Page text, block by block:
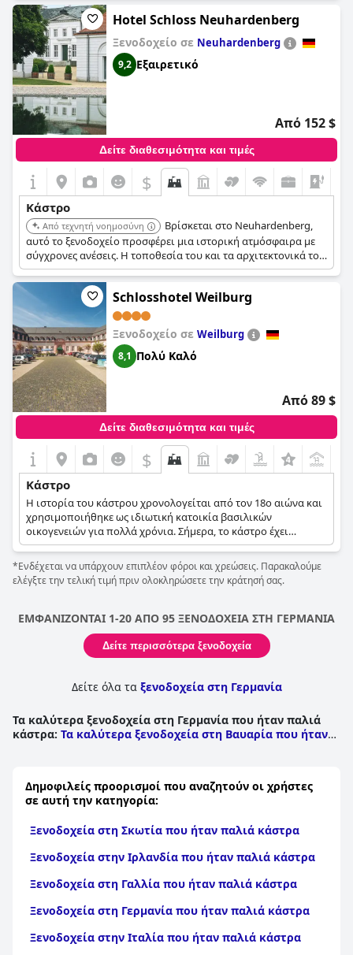
Schlitzπροσφέρει μια εξαιρετική απόδραση για την ψυχή με
κορυφαία καταλύματα και εξαιρετικές υπηρεσίες.
Hotel Schloss Neuhardenberg
Ξενοδοχείο σε Neuhardenberg
9,2 Εξαιρετικό
Από 152 $
Δείτε διαθεσιμότητα και τιμές
$
Κάστρο
Από τεχνητή νοημοσύνη
Βρίσκεται στο Neuhardenberg,
αυτό το ξενοδοχείο προσφέρει μια ιστορική ατμόσφαιρα με
σύγχρονες ανέσεις. Η τοποθεσία του και τα αρχιτεκτονικά του
χαρακτηριστικά προσφέρουν μια μοναδική και αξέχαστη
διαμονή.
Schlosshotel Weilburg
Ξενοδοχείο σε Weilburg
8,1 Πολύ Καλό
Από 89 $
Δείτε διαθεσιμότητα και τιμές
$
Κάστρο
Η ιστορία του κάστρου χρονολογείται από τον 18ο αιώνα και
χρησιμοποιήθηκε ως ιδιωτική κατοικία βασιλικών
οικογενειών για πολλά χρόνια. Σήμερα, το κάστρο έχει
ανακαινιστεί και έχει μετατραπεί στο ξενοδοχείο που
υποδέχεται επισκέπτες από όλο τον κόσμο, οι οποίοι
επιδιώκουν να προσθέσουν λίγη πολυτέλεια και ιστορική
γοητεία στις διακοπές τους. Εκτός από τους ίδιους τους
μέρος της πόλης που είναι γεμάτο ιστορία, καθώς το
συγκρότημα του παλατιού και διάφορα κτίρια σε στυλ
Αναγέννησης και Μπαρόκ μπορεί κανείς να τα δει παντού
*Ενδέχεται να υπάρχουν επιπλέον φόροι και χρεώσεις. Παρακαλούμε
ελέγξτε την τελική τιμή πριν ολοκληρώσετε την κράτησή σας.
ΕΜΦΑΝΙΖΟΝΤΑΙ 1-20 ΑΠΟ 95 ΞΕΝΟΔΟΧΕΙΑ ΣΤΗ ΓΕΡΜΑΝΙΑ
Δείτε περισσότερα ξενοδοχεία
Δείτε όλα τα ξενοδοχεία στη Γερμανία
Τα καλύτερα ξενοδοχεία στη Γερμανία που ήταν παλιά
κάστρα: Τα καλύτερα ξενοδοχεία στη Βαυαρία που ήταν
παλιά κάστρα | Τα καλύτερα ξενοδοχεία στη Σαξονία-
Άνχαλτ που ήταν παλιά κάστρα
καλύτερα ξενοδοχεία σε Mecklenburg Vorpommern που
Βυρτεμβέργη που ήταν παλιά κάστρα | Τα καλύτερα
ξενοδοχεία στη Σαξονία που ήταν παλιά κάστρα
καλύτερα ξενοδοχεία στο Βραδεμβούργο που ήταν παλιά
κάστρα
|
Τα καλύτερα ξενοδοχεία στο Βερολίνο που
ήταν παλιά κάστρα
| Τα καλύτερα ξενοδοχεία στην
Κάτω Σαξωνία που ήταν παλιά κάστρα | Τα καλύτερα
ξενοδοχεία στη Θουριγγία που ήταν παλιά κάστρα
Δημοφιλείς προορισμοί που αναζητούν οι χρήστες
σε αυτή την κατηγορία:
Ξενοδοχεία στη Σκωτία που ήταν παλιά κάστρα
Ξενοδοχεία στην Ιρλανδία που ήταν παλιά κάστρα
Ξενοδοχεία στη Γαλλία που ήταν παλιά κάστρα
Ξενοδοχεία στη Γερμανία που ήταν παλιά κάστρα
Ξενοδοχεία στην Ιταλία που ήταν παλιά κάστρα